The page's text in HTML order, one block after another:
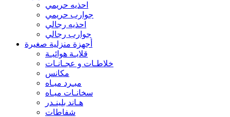
احذيه حريمي
جوارب حريمي
احذيه رجالي
جوارب رجالي
أجهزة منزلية صغيرة
قلايـة هوائيـة
خلاطـات و عجـانـات
مكانس
مبـرد ميـاه
سخانـات ميـاه
هـاند بلينـدر
شفاطات